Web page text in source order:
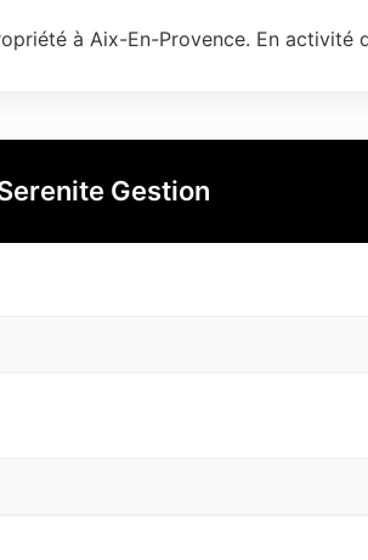
à Aix-En-Provence. En activité
Gestion